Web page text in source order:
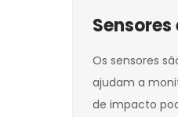
Os sensores
ajudam a
de impacto